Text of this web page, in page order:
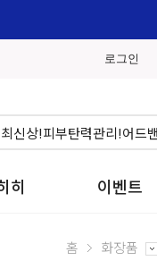
로그인
히 이벤트
홈 화장품